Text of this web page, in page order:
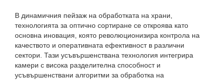
В динамичния пейзаж на обработката на храни,
технологията за оптично сортиране се откроява като
основна иновация, която революционизира контрола на
качеството и оперативната ефективност в различни
сектори. Тази усъвършенствана технология интегрира
камери с висока разделителна способност и
усъвършенствани алгоритми за обработка на